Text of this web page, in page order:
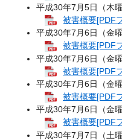
平成30年7月5日（木
被害概要[PDF
平成30年7月6日（金
被害概要[PDF
平成30年7月6日（金
被害概要[PDF
平成30年7月6日（金
被害概要[PDF
平成30年7月6日（金
被害概要[PDF
平成30年7月7日（土